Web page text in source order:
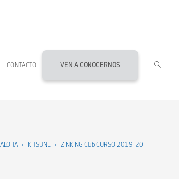
CONTACTO VEN A CONOCERNOS
ALOHA + KITSUNE + ZINKING Club CURSO 2019-20